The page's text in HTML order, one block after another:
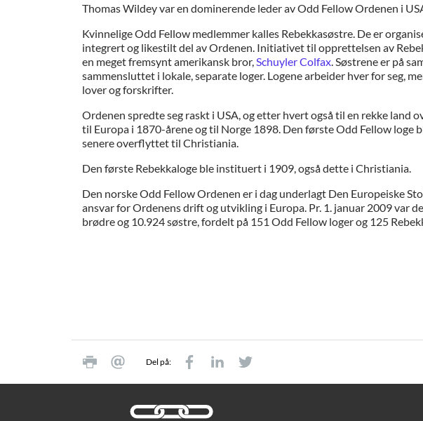
Thomas Wildey var en dominerende leder av Odd Fellow Ordenen i
Kvinnelige Odd Fellow medlemmer kalles Rebekkasøstre. De er
integrert og likestilt del av Ordenen. Initiativet til opprettelsen av
en meget fremsynt amerikansk bror, Schuyler Colfax . Søstrene er på
sammensluttet i lokale, separate loger. Logene arbeider hver for seg,
lover og forskrifter.
Ordenen spredte seg raskt i USA, og etter hvert også til en rekke land
til Europa i 1870-årene og til Norge 1898. Den første Odd Fellow loge
senere overflyttet til Christiania.
Den første Rebekkaloge ble instituert i 1909, også dette i Christiania.
Den norske Odd Fellow Ordenen er i dag underlagt Den Europeiske
ansvar for Ordenens drift og utvikling i Europa. Pr. 1. januar 2009 var
brødre og 10.924 søstre, fordelt på 151 Odd Fellow loger og 125
Del på: